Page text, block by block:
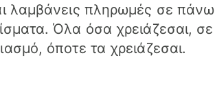
λαμβάνεις πληρωμές σε πάνω
Όλα όσα χρειάζεσαι, σε
όποτε τα χρειάζεσαι.